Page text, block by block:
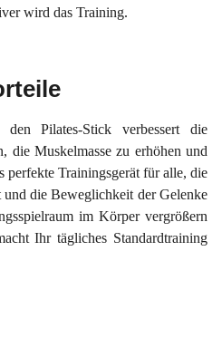
wird das Training.
Pilates-Stick verbessert die
die Muskelmasse zu erhöhen und
perfekte Trainingsgerät für alle, die
die Beweglichkeit der Gelenke
im Körper vergrößern
Ihr tägliches Standardtraining